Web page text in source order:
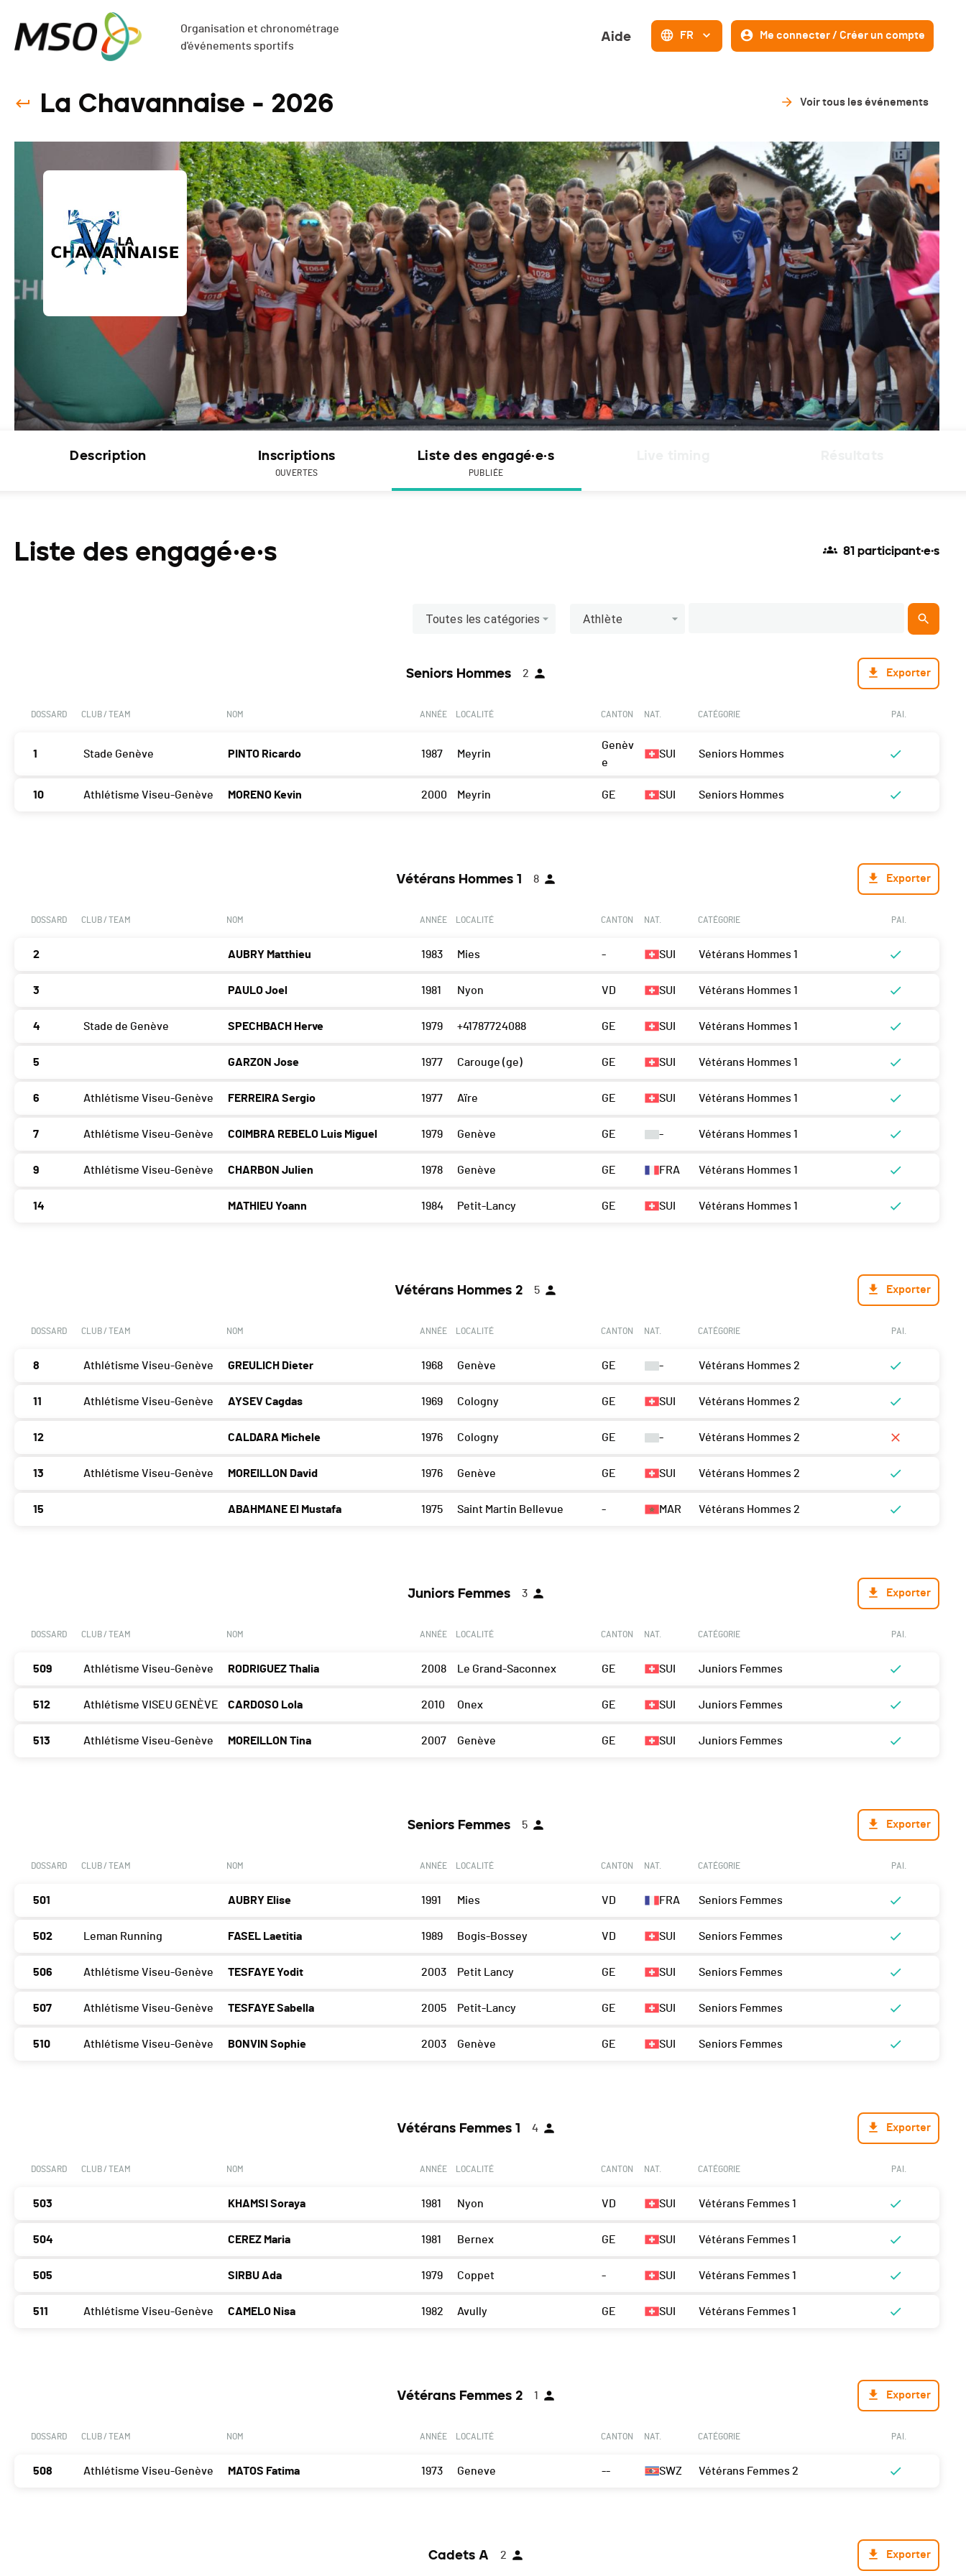
Organisation et chronométrage
d'événements sportifs
Aide FR Me connecter / Créer un compte
La Chavannaise - 2026 Voir tous les événements
Description Inscriptions
OUVERTES
Liste des engagé·e·s
PUBLIÉE
Liste des engagé·e·s 81 participant·e·s
Toutes les catégories Athlète
Seniors Hommes 2 Exporter
DOSSARD CLUB / TEAM NOM ANNÉE LOCALITÉ CANTON NAT. CATÉGORIE PAI.
1 Stade Genève PINTO Ricardo 1987 Meyrin
Genèv
e
SUI Seniors Hommes
10 Athlétisme Viseu-Genève MORENO Kevin 2000 Meyrin GE SUI Seniors Hommes
Vétérans Hommes 1 8 Exporter
DOSSARD CLUB / TEAM NOM ANNÉE LOCALITÉ CANTON NAT. CATÉGORIE PAI.
2 AUBRY Matthieu 1983 Mies - SUI Vétérans Hommes 1
3 PAULO Joel 1981 Nyon VD SUI Vétérans Hommes 1
4 Stade de Genève SPECHBACH Herve 1979 +41787724088 GE SUI Vétérans Hommes 1
5 GARZON Jose 1977 Carouge (ge) GE SUI Vétérans Hommes 1
6 Athlétisme Viseu-Genève FERREIRA Sergio 1977 Aïre GE SUI Vétérans Hommes 1
7 Athlétisme Viseu-Genève COIMBRA REBELO Luis Miguel 1979 Genève GE - Vétérans Hommes 1
9 Athlétisme Viseu-Genève CHARBON Julien 1978 Genève GE FRA Vétérans Hommes 1
14 MATHIEU Yoann 1984 Petit-Lancy GE SUI Vétérans Hommes 1
Vétérans Hommes 2 5 Exporter
DOSSARD CLUB / TEAM NOM ANNÉE LOCALITÉ CANTON NAT. CATÉGORIE PAI.
8 Athlétisme Viseu-Genève GREULICH Dieter 1968 Genève GE - Vétérans Hommes 2
11 Athlétisme Viseu-Genève AYSEV Cagdas 1969 Cologny GE SUI Vétérans Hommes 2
12 CALDARA Michele 1976 Cologny GE - Vétérans Hommes 2
13 Athlétisme Viseu-Genève MOREILLON David 1976 Genève GE SUI Vétérans Hommes 2
15 ABAHMANE El Mustafa 1975 Saint Martin Bellevue - MAR Vétérans Hommes 2
Juniors Femmes 3 Exporter
DOSSARD CLUB / TEAM NOM ANNÉE LOCALITÉ CANTON NAT. CATÉGORIE PAI.
509 Athlétisme Viseu-Genève RODRIGUEZ Thalia 2008 Le Grand-Saconnex GE SUI Juniors Femmes
512 Athlétisme VISEU GENÈVE CARDOSO Lola 2010 Onex GE SUI Juniors Femmes
513 Athlétisme Viseu-Genève MOREILLON Tina 2007 Genève GE SUI Juniors Femmes
Seniors Femmes 5 Exporter
DOSSARD CLUB / TEAM NOM ANNÉE LOCALITÉ CANTON NAT. CATÉGORIE PAI.
501 AUBRY Elise 1991 Mies VD FRA Seniors Femmes
502 Leman Running FASEL Laetitia 1989 Bogis-Bossey VD SUI Seniors Femmes
506 Athlétisme Viseu-Genève TESFAYE Yodit 2003 Petit Lancy GE SUI Seniors Femmes
507 Athlétisme Viseu-Genève TESFAYE Sabella 2005 Petit-Lancy GE SUI Seniors Femmes
510 Athlétisme Viseu-Genève BONVIN Sophie 2003 Genève GE SUI Seniors Femmes
Vétérans Femmes 1 4 Exporter
DOSSARD CLUB / TEAM NOM ANNÉE LOCALITÉ CANTON NAT. CATÉGORIE PAI.
503 KHAMSI Soraya 1981 Nyon VD SUI Vétérans Femmes 1
504 CEREZ Maria 1981 Bernex GE SUI Vétérans Femmes 1
505 SIRBU Ada 1979 Coppet - SUI Vétérans Femmes 1
511 Athlétisme Viseu-Genève CAMELO Nisa 1982 Avully GE SUI Vétérans Femmes 1
Vétérans Femmes 2 1 Exporter
DOSSARD CLUB / TEAM NOM ANNÉE LOCALITÉ CANTON NAT. CATÉGORIE PAI.
508 Athlétisme Viseu-Genève MATOS Fatima 1973 Geneve -- SWZ Vétérans Femmes 2
Cadets A 2 Exporter